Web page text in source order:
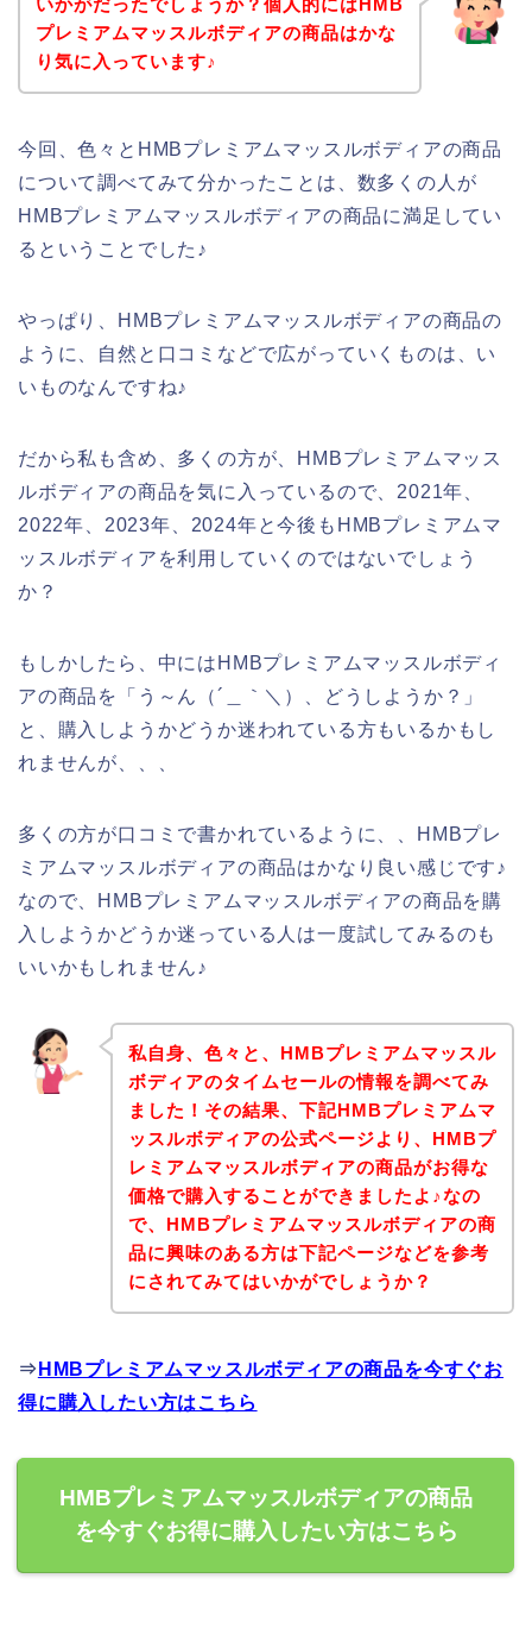
プレミアムマッスルボディアの商品はかな
り気に入っています♪
今回、色々とHMBプレミアムマッスルボディアの商品
について調べてみて分かったことは、数多くの人が
HMBプレミアムマッスルボディアの商品に満足してい
るということでした♪
やっぱり、HMBプレミアムマッスルボディアの商品の
ように、自然と口コミなどで広がっていくものは、い
いものなんですね♪
だから私も含め、多くの方が、HMBプレミアムマッス
ルボディアの商品を気に入っているので、2021年、
2022年、2023年、2024年と今後もHMBプレミアムマ
ッスルボディアを利用していくのではないでしょう
か？
もしかしたら、中にはHMBプレミアムマッスルボディ
アの商品を「う～ん（´＿｀＼）、どうしようか？」
と、購入しようかどうか迷われている方もいるかもし
れませんが、、、
多くの方が口コミで書かれているように、、HMBプレ
ミアムマッスルボディアの商品はかなり良い感じです♪
なので、HMBプレミアムマッスルボディアの商品を購
入しようかどうか迷っている人は一度試してみるのも
いいかもしれません♪
私自身、色々と、HMBプレミアムマッスル
ボディアのタイムセールの情報を調べてみ
ました！その結果、下記HMBプレミアムマ
ッスルボディアの公式ページより、HMBプ
レミアムマッスルボディアの商品がお得な
価格で購入することができましたよ♪なの
で、HMBプレミアムマッスルボディアの商
品に興味のある方は下記ページなどを参考
にされてみてはいかがでしょうか？
⇒ HMBプレミアムマッスルボディアの商品を今すぐお
得に購入したい方はこちら
HMBプレミアムマッスルボディアの商品
を今すぐお得に購入したい方はこちら